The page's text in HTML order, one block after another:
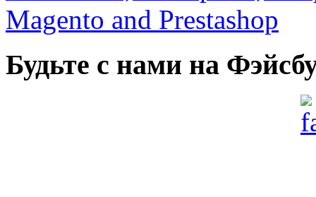
Будьте с нами на